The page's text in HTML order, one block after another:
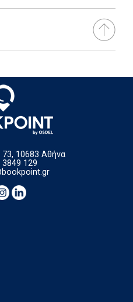
10683 Αθήνα
3849 129